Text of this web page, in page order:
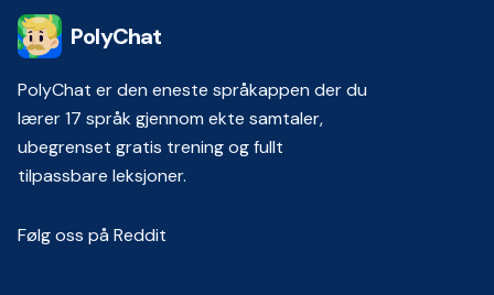
PolyChat
PolyChat er den eneste språkappen der du
lærer 17 språk gjennom ekte samtaler,
ubegrenset gratis trening og fullt
tilpassbare leksjoner.
Følg oss på Reddit